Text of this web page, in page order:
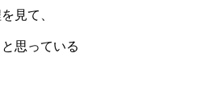
見て、
思っている